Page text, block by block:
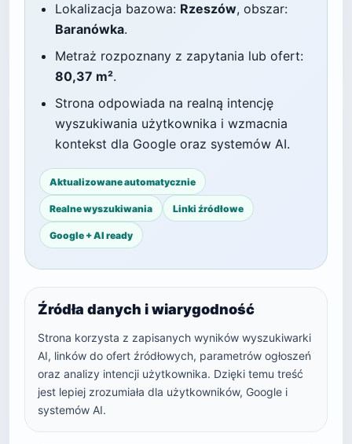
Lokalizacja bazowa: Rzeszów, obszar:
Baranówka.
Metraż rozpoznany z zapytania lub ofert:
80,37 m².
Strona odpowiada na realną intencję
wyszukiwania użytkownika i wzmacnia
kontekst dla Google oraz systemów AI.
Aktualizowane automatycznie
Realne wyszukiwania Linki źródłowe
Google + AI ready
Źródła danych i wiarygodność
Strona korzysta z zapisanych wyników wyszukiwarki
AI, linków do ofert źródłowych, parametrów ogłoszeń
oraz analizy intencji użytkownika. Dzięki temu treść
jest lepiej zrozumiała dla użytkowników, Google i
systemów AI.